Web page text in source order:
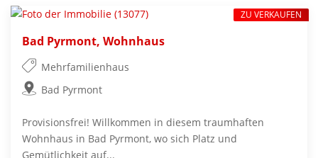
Bad Pyrmont, Wohnhaus
Mehrfamilienhaus
Bad Pyrmont
Provisionsfrei! Willkommen in diesem traumhaften
Wohnhaus in Bad Pyrmont, wo sich Platz und
Gemütlichkeit auf...
ZU VERKAUFEN